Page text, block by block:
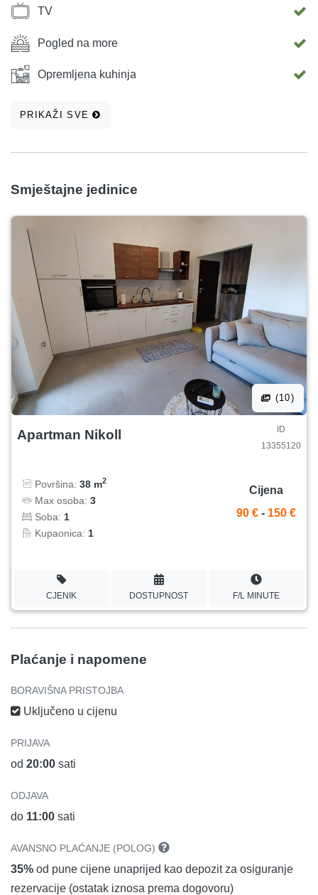
TV
Pogled na more
Opremljena kuhinja
PRIKAŽI SVE
Smještajne jedinice
(10)
Apartman Nikoll
ID
13355120
Površina: 38 m2
Max osoba: 3
Soba: 1
Kupaonica: 1
Cijena
90 € - 150 €
CJENIK DOSTUPNOST F/L MINUTE
Plaćanje i napomene
BORAVIŠNA PRISTOJBA
Uključeno u cijenu
PRIJAVA
od 20:00 sati
ODJAVA
do 11:00 sati
AVANSNO PLAĆANJE (POLOG)
35% od pune cijene unaprijed kao depozit za osiguranje
rezervacije (ostatak iznosa prema dogovoru)